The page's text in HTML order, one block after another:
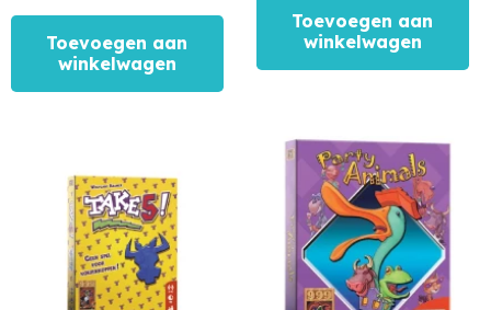
Toevoegen aan
winkelwagen
Toevoegen aan
winkelwagen